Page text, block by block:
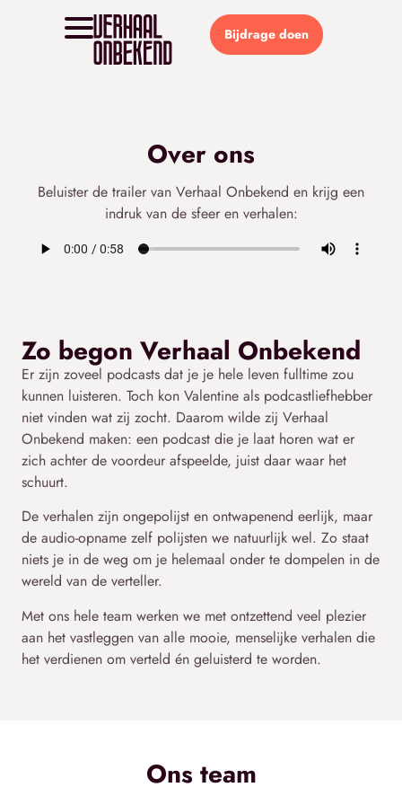
Bijdrage doen
Over ons
Beluister de trailer van Verhaal Onbekend en krijg een
indruk van de sfeer en verhalen:
Zo begon Verhaal Onbekend
Er zijn zoveel podcasts dat je je hele leven fulltime zou
kunnen luisteren. Toch kon Valentine als podcastliefhebber
niet vinden wat zij zocht. Daarom wilde zij Verhaal
Onbekend maken: een podcast die je laat horen wat er
zich achter de voordeur afspeelde, juist daar waar het
schuurt.
De verhalen zijn ongepolijst en ontwapenend eerlijk, maar
de audio-opname zelf polijsten we natuurlijk wel. Zo staat
niets je in de weg om je helemaal onder te dompelen in de
wereld van de verteller.
Met ons hele team werken we met ontzettend veel plezier
aan het vastleggen van alle mooie, menselijke verhalen die
het verdienen om verteld én geluisterd te worden.
Ons team